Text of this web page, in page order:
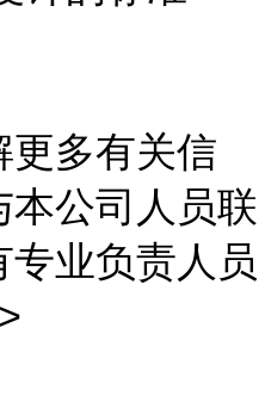
更多有关信
本公司人员联
业负责人员